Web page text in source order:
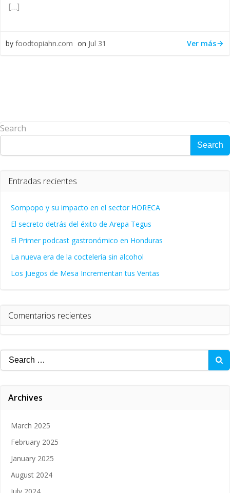
[…]
by foodtopiahn.com on Jul 31 Ver más
Search
Search
Entradas recientes
Sompopo y su impacto en el sector HORECA
El secreto detrás del éxito de Arepa Tegus
El Primer podcast gastronómico en Honduras
La nueva era de la coctelería sin alcohol
Los Juegos de Mesa Incrementan tus Ventas
Comentarios recientes
Search
for:
Archives
March 2025
February 2025
January 2025
August 2024